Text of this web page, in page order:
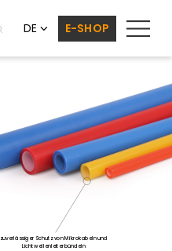
DE E-SHOP
zuverlässiger Schutz von Mikrokabeln und
Lichtwellenleiterbündeln